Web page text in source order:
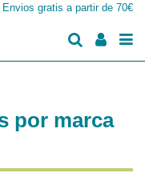
Envios gratis a partir de 70€
por marca